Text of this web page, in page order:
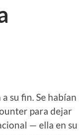
su fin. Se habían
para dejar
— ella en su